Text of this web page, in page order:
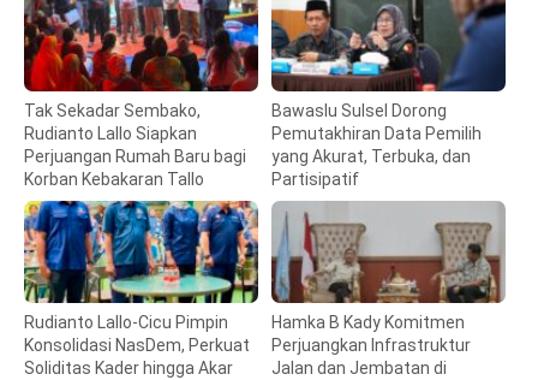
Tak Sekadar Sembako,
Rudianto Lallo Siapkan
Perjuangan Rumah Baru bagi
Korban Kebakaran Tallo
Bawaslu Sulsel Dorong
Pemutakhiran Data Pemilih
yang Akurat, Terbuka, dan
Partisipatif
Rudianto Lallo-Cicu Pimpin
Konsolidasi NasDem, Perkuat
Soliditas Kader hingga Akar
Hamka B Kady Komitmen
Perjuangkan Infrastruktur
Jalan dan Jembatan di